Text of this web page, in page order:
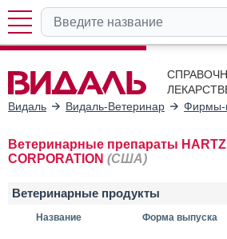
Видаль
Видаль-Ветеринар Фирмы-
Ветеринарные препараты HARTZ
CORPORATION (США)
Ветеринарные продукты
Название Форма выпуска